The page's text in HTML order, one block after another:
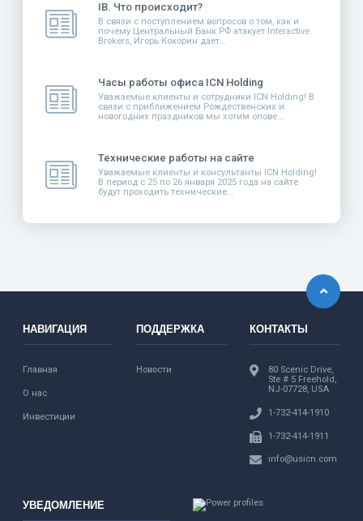
IB. Что происходит?
В связи с поступлением вопросов о том, как и
почему Центральный Банк РФ атакует Interactive
Brokers, Игорь Кокорин дает...
Часы работы офиса ICN Holding
Уважаемые клиенты и сотрудники ICN Holding! В
связи с приближением Рождественских и
новогодних праздников мы хотим опове...
Технические работы на сайте
Уважаемые клиенты и консультанты ICN Holding!
В период с 25 по 26 января 2025 года на сайте
будут проходить технические...
НАВИГАЦИЯ
Главная
О нас
Инвестиции
ПОДДЕРЖКА
Новости
КОНТАКТЫ
80 Scenic Drive,
Ste # 5 Freehold,
NJ-07728, USA
1-732-414-1910
1-732-414-1911
info@usicn.com
УВЕДОМЛЕНИЕ